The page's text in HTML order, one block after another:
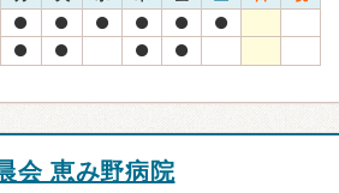
会 恵み野病院